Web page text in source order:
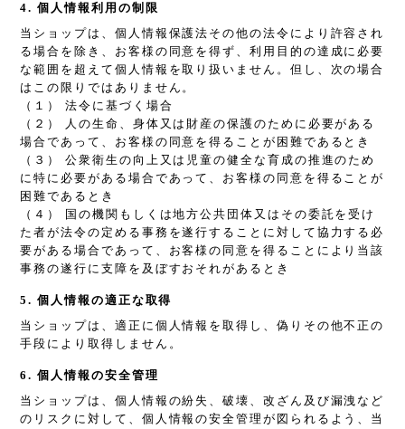
4. 個人情報利用の制限
当ショップは、個人情報保護法その他の法令により許容され
る場合を除き、お客様の同意を得ず、利用目的の達成に必要
な範囲を超えて個人情報を取り扱いません。但し、次の場合
はこの限りではありません。
（１） 法令に基づく場合
（２） 人の生命、身体又は財産の保護のために必要がある
場合であって、お客様の同意を得ることが困難であるとき
（３） 公衆衛生の向上又は児童の健全な育成の推進のため
に特に必要がある場合であって、お客様の同意を得ることが
困難であるとき
（４） 国の機関もしくは地方公共団体又はその委託を受け
た者が法令の定める事務を遂行することに対して協力する必
要がある場合であって、お客様の同意を得ることにより当該
事務の遂行に支障を及ぼすおそれがあるとき
5. 個人情報の適正な取得
当ショップは、適正に個人情報を取得し、偽りその他不正の
手段により取得しません。
6. 個人情報の安全管理
当ショップは、個人情報の紛失、破壊、改ざん及び漏洩など
のリスクに対して、個人情報の安全管理が図られるよう、当